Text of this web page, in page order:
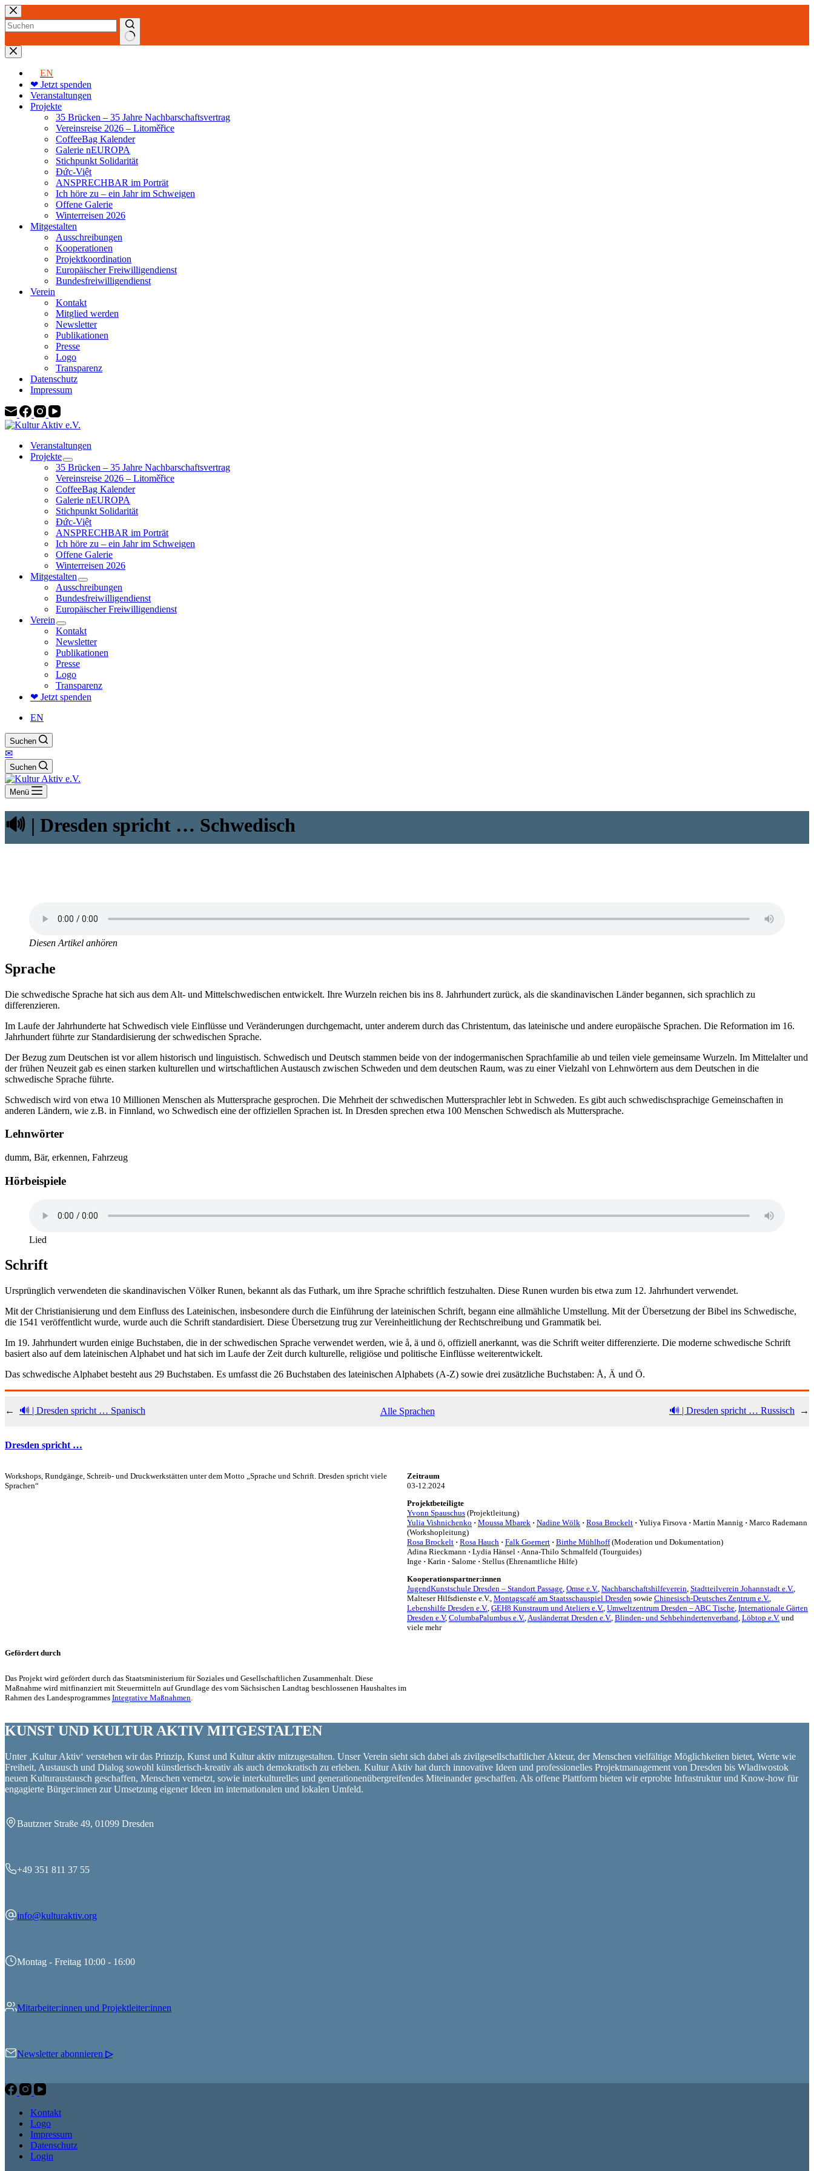
Zum
Inhalt
springen
Keine
Ergebnisse
EN
❤ Jetzt spenden
Veranstaltungen
Projekte
35 Brücken – 35 Jahre Nachbarschaftsvertrag
Vereinsreise 2026 – Litoměřice
CoffeeBag Kalender
Galerie nEUROPA
Stichpunkt Solidarität
Đức-Việt
ANSPRECHBAR im Porträt
Ich höre zu – ein Jahr im Schweigen
Offene Galerie
Winterreisen 2026
Mitgestalten
Ausschreibungen
Kooperationen
Projektkoordination
Europäischer Freiwilligendienst
Bundesfreiwilligendienst
Verein
Kontakt
Mitglied werden
Newsletter
Publikationen
Presse
Logo
Transparenz
Datenschutz
Impressum
Veranstaltungen
Projekte
35 Brücken – 35 Jahre Nachbarschaftsvertrag
Vereinsreise 2026 – Litoměřice
CoffeeBag Kalender
Galerie nEUROPA
Stichpunkt Solidarität
Đức-Việt
ANSPRECHBAR im Porträt
Ich höre zu – ein Jahr im Schweigen
Offene Galerie
Winterreisen 2026
Mitgestalten
Ausschreibungen
Bundesfreiwilligendienst
Europäischer Freiwilligendienst
Verein
Kontakt
Newsletter
Publikationen
Presse
Logo
Transparenz
❤ Jetzt spenden
EN
Suchen
✉
Suchen
Menü
🔊 | Dresden spricht … Schwedisch
Diesen Artikel anhören
Sprache
Die schwedische Sprache hat sich aus dem Alt- und Mittelschwedischen entwickelt. Ihre Wurzeln reichen bis ins 8. Jahrhundert zurück, als die skandinavischen Länder begannen, sich sprachlich zu
differenzieren.
Im Laufe der Jahrhunderte hat Schwedisch viele Einflüsse und Veränderungen durchgemacht, unter anderem durch das Christentum, das lateinische und andere europäische Sprachen. Die Reformation im 16.
Jahrhundert führte zur Standardisierung der schwedischen Sprache.
Der Bezug zum Deutschen ist vor allem historisch und linguistisch. Schwedisch und Deutsch stammen beide von der indogermanischen Sprachfamilie ab und teilen viele gemeinsame Wurzeln. Im Mittelalter und
der frühen Neuzeit gab es einen starken kulturellen und wirtschaftlichen Austausch zwischen Schweden und dem deutschen Raum, was zu einer Vielzahl von Lehnwörtern aus dem Deutschen in die
schwedische Sprache führte.
Schwedisch wird von etwa 10 Millionen Menschen als Muttersprache gesprochen. Die Mehrheit der schwedischen Muttersprachler lebt in Schweden. Es gibt auch schwedischsprachige Gemeinschaften in
anderen Ländern, wie z.B. in Finnland, wo Schwedisch eine der offiziellen Sprachen ist. In Dresden sprechen etwa 100 Menschen Schwedisch als Muttersprache.
Lehnwörter
dumm, Bär, erkennen, Fahrzeug
Hörbeispiele
Lied
Schrift
Ursprünglich verwendeten die skandinavischen Völker Runen, bekannt als das Futhark, um ihre Sprache schriftlich festzuhalten. Diese Runen wurden bis etwa zum 12. Jahrhundert verwendet.
Mit der Christianisierung und dem Einfluss des Lateinischen, insbesondere durch die Einführung der lateinischen Schrift, begann eine allmähliche Umstellung. Mit der Übersetzung der Bibel ins Schwedische,
die 1541 veröffentlicht wurde, wurde auch die Schrift standardisiert. Diese Übersetzung trug zur Vereinheitlichung der Rechtschreibung und Grammatik bei.
Im 19. Jahrhundert wurden einige Buchstaben, die in der schwedischen Sprache verwendet werden, wie å, ä und ö, offiziell anerkannt, was die Schrift weiter differenzierte. Die moderne schwedische Schrift
basiert also auf dem lateinischen Alphabet und hat sich im Laufe der Zeit durch kulturelle, religiöse und politische Einflüsse weiterentwickelt.
Das schwedische Alphabet besteht aus 29 Buchstaben. Es umfasst die 26 Buchstaben des lateinischen Alphabets (A-Z) sowie drei zusätzliche Buchstaben: Å, Ä und Ö.
← 🔊 | Dresden spricht … Spanisch Alle Sprachen 🔊 | Dresden spricht … Russisch →
Dresden spricht …
Workshops, Rundgänge, Schreib- und Druckwerkstätten unter dem Motto „Sprache und Schrift. Dresden spricht viele
Sprachen“
Zeitraum
03-12.2024
Projektbeteiligte
Yvonn Spauschus (Projektleitung)
Yulia Vishnichenko · Moussa Mbarek · Nadine Wölk · Rosa Brockelt · Yuliya Firsova · Martin Mannig · Marco Rademann
(Workshopleitung)
Rosa Brockelt · Rosa Hauch · Falk Goernert · Birthe Mühlhoff(Moderation und Dokumentation)
Adina Rieckmann · Lydia Hänsel · Anna-Thilo Schmalfeld (Tourguides)
Inge · Karin · Salome · Stellus (Ehrenamtliche Hilfe)
Kooperationspartner:innen
JugendKunstschule Dresden – Standort Passage Omse e.V. Nachbarschaftshilfeverein Stadtteilverein Johannstadt e.V.
Malteser Hilfsdienste e.V., Montagscafé am Staatsschauspiel Dresden sowie Chinesisch-Deutsches Zentrum e.V.
Lebenshilfe Dresden e.V. GEH8 Kunstraum und Ateliers e.V. Umweltzentrum Dresden – ABC Tische Internationale Gärten
Dresden e.V, ColumbaPalumbus e.V. Ausländerrat Dresden e.V. Blinden- und Sehbehindertenverband Löbtop e.V. und
viele mehr
Gefördert durch
Das Projekt wird gefördert durch das Staatsministerium für Soziales und Gesellschaftlichen Zusammenhalt. Diese
Maßnahme wird mitfinanziert mit Steuermitteln auf Grundlage des vom Sächsischen Landtag beschlossenen Haushaltes im
Rahmen des Landesprogrammes Integrative Maßnahmen
KUNST UND KULTUR AKTIV MITGESTALTEN
Unter ‚Kultur Aktiv‘ verstehen wir das Prinzip, Kunst und Kultur aktiv mitzugestalten. Unser Verein sieht sich dabei als zivilgesellschaftlicher Akteur, der Menschen vielfältige Möglichkeiten bietet, Werte wie
Freiheit, Austausch und Dialog sowohl künstlerisch-kreativ als auch demokratisch zu erleben. Kultur Aktiv hat durch innovative Ideen und professionelles Projektmanagement von Dresden bis Wladiwostok
neuen Kulturaustausch geschaffen, Menschen vernetzt, sowie interkulturelles und generationenübergreifendes Miteinander geschaffen. Als offene Plattform bieten wir erprobte Infrastruktur und Know-how für
engagierte Bürger:innen zur Umsetzung eigener Ideen im internationalen und lokalen Umfeld.
Bautzner Straße 49, 01099 Dresden
+49 351 811 37 55
info@kulturaktiv.org
Montag - Freitag 10:00 - 16:00
Mitarbeiter:innen und Projektleiter:innen
Newsletter abonnieren ▷
Kontakt
Logo
Impressum
Datenschutz
Login